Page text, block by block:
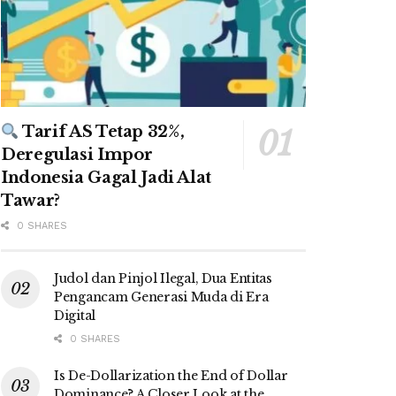
Tarif AS Tetap 32%,
Deregulasi Impor
Indonesia Gagal Jadi Alat
Tawar?
0 SHARES
Judol dan Pinjol Ilegal, Dua Entitas
Pengancam Generasi Muda di Era
Digital
0 SHARES
Is De-Dollarization the End of Dollar